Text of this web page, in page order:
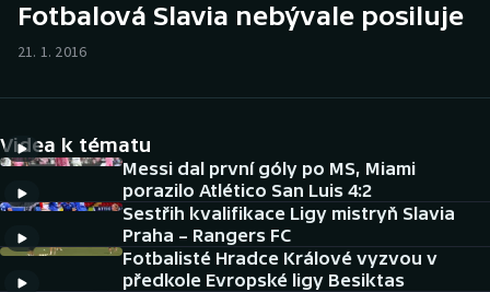
Hokej
Tenis
Atletika
Cyklistika
DALŠÍ SPORTY
Fotbalová Slavia nebývale posiluje
21. 1. 2016
Videa k tématu
Messi dal první góly po MS, Miami
porazilo Atlético San Luis 4:2
Sestřih kvalifikace Ligy mistryň Slavia
Praha – Rangers FC
Fotbalisté Hradce Králové vyzvou v
předkole Evropské ligy Besiktas